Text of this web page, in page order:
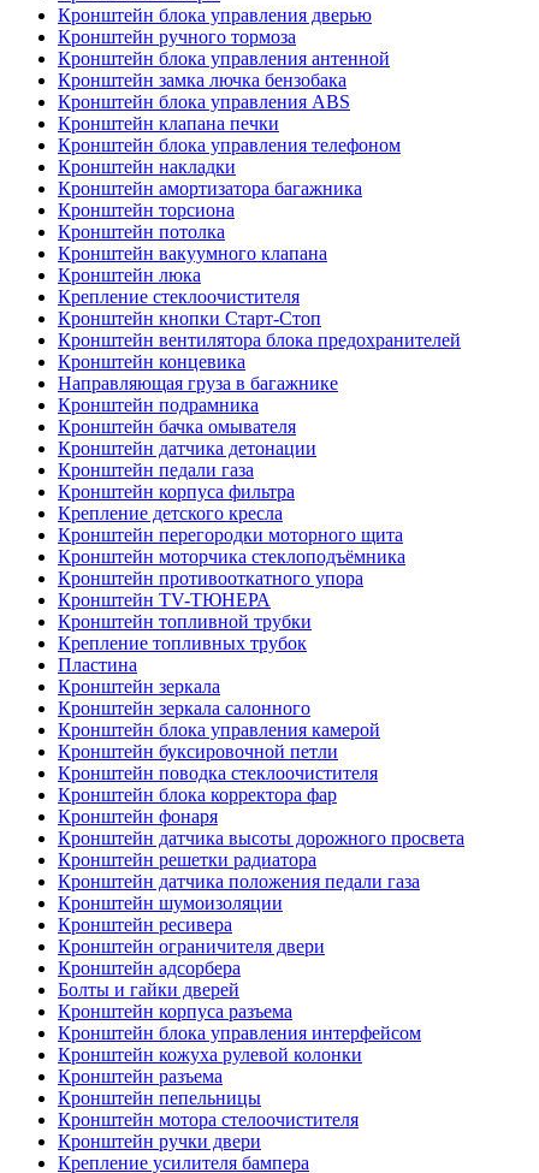
Кронштейн блока управления дверью
Кронштейн ручного тормоза
Кронштейн блока управления антенной
Кронштейн замка лючка бензобака
Кронштейн блока управления ABS
Кронштейн клапана печки
Кронштейн блока управления телефоном
Кронштейн накладки
Кронштейн амортизатора багажника
Кронштейн торсиона
Кронштейн потолка
Кронштейн вакуумного клапана
Кронштейн люка
Крепление стеклоочистителя
Кронштейн кнопки Старт-Стоп
Кронштейн вентилятора блока предохранителей
Кронштейн концевика
Направляющая груза в багажнике
Кронштейн подрамника
Кронштейн бачка омывателя
Кронштейн датчика детонации
Кронштейн педали газа
Кронштейн корпуса фильтра
Крепление детского кресла
Кронштейн перегородки моторного щита
Кронштейн моторчика стеклоподъёмника
Кронштейн противооткатного упора
Кронштейн TV-ТЮНЕРА
Кронштейн топливной трубки
Крепление топливных трубок
Пластина
Кронштейн зеркала
Кронштейн зеркала салонного
Кронштейн блока управления камерой
Кронштейн буксировочной петли
Кронштейн поводка стеклоочистителя
Кронштейн блока корректора фар
Кронштейн фонаря
Кронштейн датчика высоты дорожного просвета
Кронштейн решетки радиатора
Кронштейн датчика положения педали газа
Кронштейн шумоизоляции
Кронштейн ресивера
Кронштейн ограничителя двери
Кронштейн адсорбера
Болты и гайки дверей
Кронштейн корпуса разъема
Кронштейн блока управления интерфейсом
Кронштейн кожуха рулевой колонки
Кронштейн разъема
Кронштейн пепельницы
Кронштейн мотора стелоочистителя
Кронштейн ручки двери
Крепление усилителя бампера